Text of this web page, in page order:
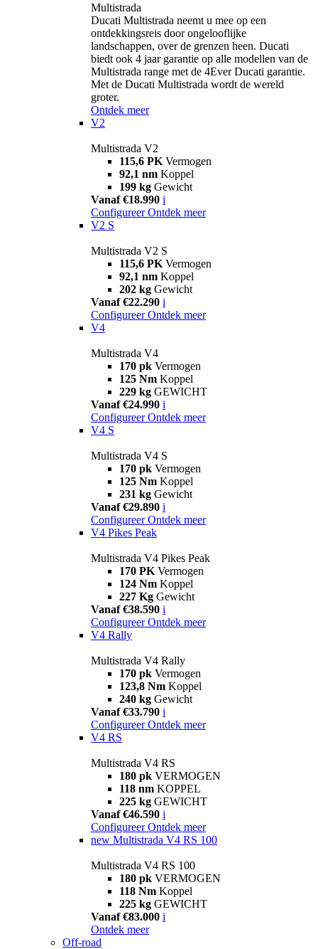
Multistrada
Ducati Multistrada neemt u mee op een
ontdekkingsreis door ongelooflijke
landschappen, over de grenzen heen. Ducati
biedt ook 4 jaar garantie op alle modellen van de
Multistrada range met de 4Ever Ducati garantie.
Met de Ducati Multistrada wordt de wereld
groter.
Ontdek meer
V2
Multistrada V2
115,6 PK Vermogen
92,1 nm Koppel
199 kg Gewicht
Vanaf €18.990 i
Configureer Ontdek meer
V2 S
Multistrada V2 S
115,6 PK Vermogen
92,1 nm Koppel
202 kg Gewicht
Vanaf €22.290 i
Configureer Ontdek meer
V4
Multistrada V4
170 pk Vermogen
125 Nm Koppel
229 kg GEWICHT
Vanaf €24.990 i
Configureer Ontdek meer
V4 S
Multistrada V4 S
170 pk Vermogen
125 Nm Koppel
231 kg Gewicht
Vanaf €29.890 i
Configureer Ontdek meer
V4 Pikes Peak
Multistrada V4 Pikes Peak
170 PK Vermogen
124 Nm Koppel
227 Kg Gewicht
Vanaf €38.590 i
Configureer Ontdek meer
V4 Rally
Multistrada V4 Rally
170 pk Vermogen
123,8 Nm Koppel
240 kg Gewicht
Vanaf €33.790 i
Configureer Ontdek meer
V4 RS
Multistrada V4 RS
180 pk VERMOGEN
118 nm KOPPEL
225 kg GEWICHT
Vanaf €46.590 i
Configureer Ontdek meer
new Multistrada V4 RS 100
Multistrada V4 RS 100
180 pk VERMOGEN
118 Nm Koppel
225 kg GEWICHT
Vanaf €83.000 i
Ontdek meer
Off-road